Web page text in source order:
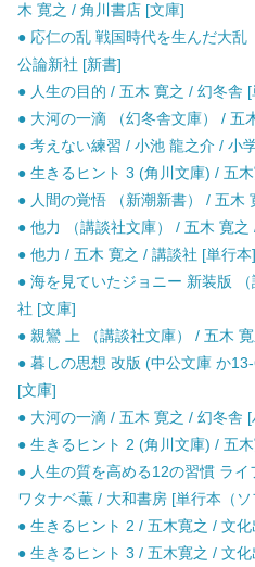
木 寛之 / 角川書店 [文庫]
● 応仁の乱 戦国時代を生んだ大
公論新社 [新書]
● 人生の目的 / 五木 寛之 / 幻冬舎 [
● 大河の一滴 （幻冬舎文庫） / 五
● 考えない練習 / 小池 龍之介 / 小
● 生きるヒント 3 (角川文庫) / 五
● 人間の覚悟 （新潮新書） / 五木
● 他力 （講談社文庫） / 五木 寛之
● 他力 / 五木 寛之 / 講談社 [単行本]
● 海を見ていたジョニー 新装版
社 [文庫]
● 親鸞 上 （講談社文庫） / 五木
● 暮しの思想 改版 (中公文庫 か
[文庫]
● 大河の一滴 / 五木 寛之 / 幻冬舎
● 生きるヒント 2 (角川文庫) / 五
● 人生の質を高める12の習慣 ラ
ワタナベ薫 / 大和書房 [単行本（
● 生きるヒント 2 / 五木寛之 / 文
● 生きるヒント 3 / 五木寛之 / 文